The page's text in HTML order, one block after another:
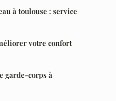
à toulouse : service
votre confort
garde-corps à